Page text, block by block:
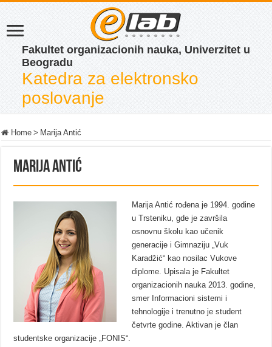
Fakultet organizacionih nauka, Univerzitet u
Beogradu
Katedra za elektronsko
poslovanje
Home > Marija Antić
Marija Antić
Marija Antić rođena je 1994. godine
u Trsteniku, gde je završila
osnovnu školu kao učenik
generacije i Gimnaziju „Vuk
Karadžić“ kao nosilac Vukove
diplome. Upisala je Fakultet
organizacionih nauka 2013. godine,
smer Informacioni sistemi i
tehnologije i trenutno je student
četvrte godine. Aktivan je član
studentske organizacije „FONIS“.